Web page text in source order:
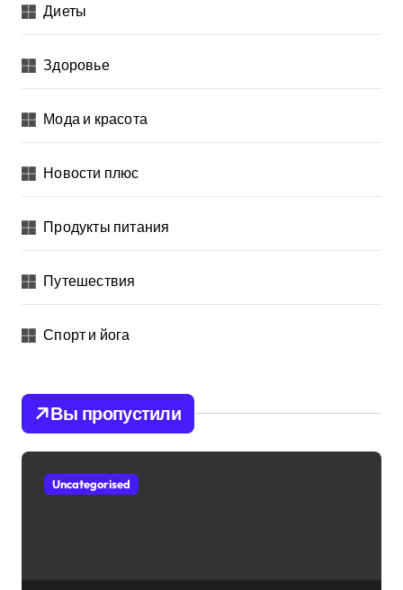
Диеты
Здоровье
Мода и красота
Новости плюс
Продукты питания
Путешествия
Спорт и йога
Вы пропустили
Uncategorised